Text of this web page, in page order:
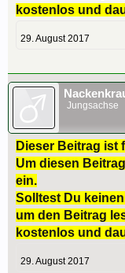
kostenlos und
29. August 2017
Jungsachse
Dieser Beitrag ist
Um diesen
ein.
Solltest Du
um den Beitrag
kostenlos und
29. August 2017